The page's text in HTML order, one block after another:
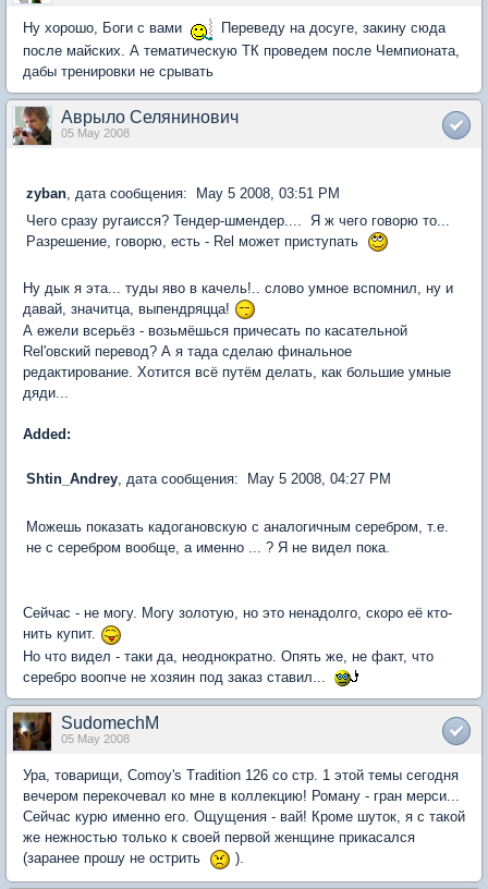
Ну хорошо, Боги с вами
Переведу на досуге, закину сюда
после майских. А тематическую ТК проведем после Чемпионата,
дабы тренировки не срывать
Аврыло Селянинович
05 May 2008
zyban , дата сообщения: May 5 2008, 03:51 PM
Чего сразу ругаисся? Тендер-шмендер.... Я ж чего говорю то...
Разрешение, говорю, есть - Rel может приступать
Ну дык я эта... туды яво в качель!.. слово умное вспомнил, ну и
давай, значитца, выпендряцца!
А ежели всерьёз - возьмёшься причесать по касательной
Rel'овский перевод? А я тада сделаю финальное
редактирование. Хотится всё путём делать, как большие умные
дяди...
Added:
Shtin_Andrey, дата сообщения: May 5 2008, 04:27 PM
Можешь показать кадогановскую с аналогичным серебром, т.е.
не с серебром вообще, а именно ... ? Я не видел пока.
Сейчас - не могу. Могу золотую, но это ненадолго, скоро её кто-
нить купит.
Но что видел - таки да, неоднократно. Опять же, не факт, что
серебро воопче не хозяин под заказ ставил...
SudomechM
05 May 2008
Ура, товарищи, Comoy's Tradition 126 со стр. 1 этой темы сегодня
вечером перекочевал ко мне в коллекцию! Роману - гран мерси...
Сейчас курю именно его. Ощущения - вай! Кроме шуток, я с такой
же нежностью только к своей первой женщине прикасался
(заранее прошу не острить
).